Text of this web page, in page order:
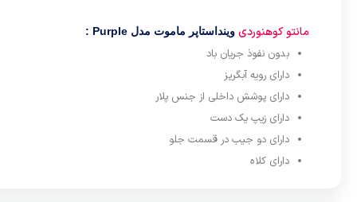
مانتو کوهنوردی وینداستاپر ماموت مدل Purple :
بدون نفوذ جریان باد
دارای رویه آبگریز
دارای پوشش داخلی از جنس پلار
دارای زیپ یک دست
دارای دو جیب در قسمت جلو
دارای کلاه